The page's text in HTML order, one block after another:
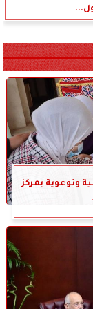
وتوعوية بمركز